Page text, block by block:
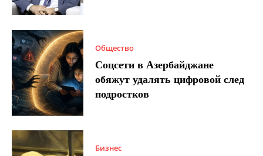
Общество
Соцсети в Азербайджане
обяжут удалять цифровой след
подростков
Бизнес